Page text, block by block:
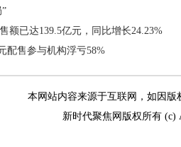
额已达139.5亿元，同比增长24.23%
配售参与机构浮亏58%
本网站内容来源于互联网，如因版
新时代聚焦网版权所有 (c)